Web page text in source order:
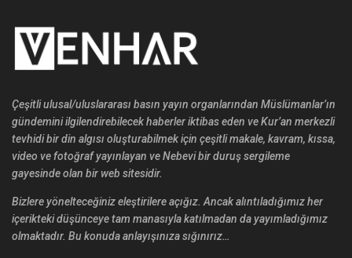
Çeşitli ulusal/uluslararası basın yayın organlarından Müslümanlar’ın
gündemini ilgilendirebilecek haberler iktibas eden ve Kur’an merkezli
tevhidi bir din algısı oluşturabilmek için çeşitli makale, kavram, kıssa,
video ve fotoğraf yayınlayan ve Nebevi bir duruş sergileme
gayesinde olan bir web sitesidir.
Bizlere yönelteceğiniz eleştirilere açığız. Ancak alıntıladığımız her
içerikteki düşünceye tam manasıyla katılmadan da yayımladığımız
olmaktadır. Bu konuda anlayışınıza sığınırız…